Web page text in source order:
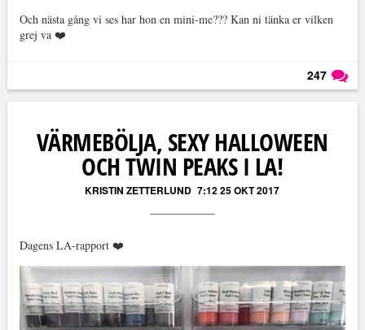
Och nästa gång vi ses har hon en mini-me??? Kan ni tänka er vilken
grej va ❤️
247
VÄRMEBÖLJA, SEXY HALLOWEEN
OCH TWIN PEAKS I LA!
KRISTIN ZETTERLUND 7:12 25 OKT 2017
Dagens LA-rapport ❤️